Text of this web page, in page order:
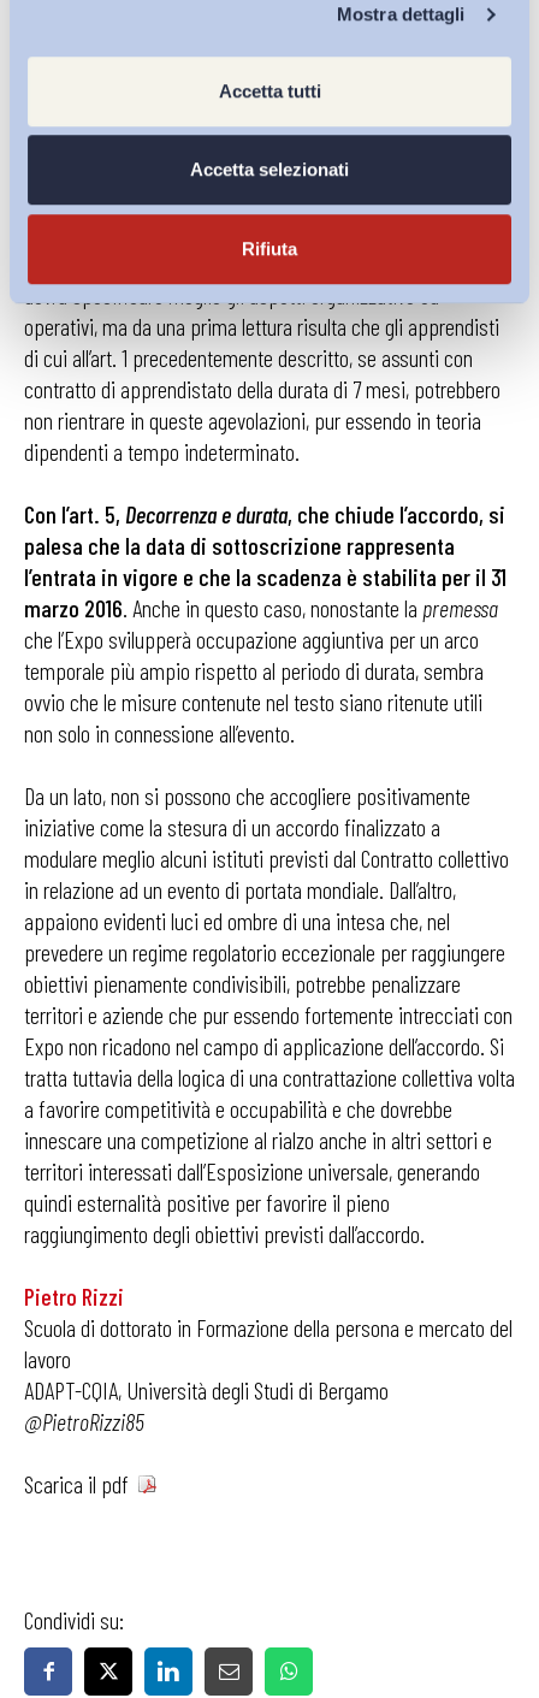
Mostra dettagli
Accetta tutti
Accetta selezionati
Rifiuta
sportello di orientamento, seppur previsto dal D.g.r. 18
del tasso di occupazione strutturale non limitato al periodo
dell’Esposizione universale. Da segnalare la previsione che,
per l’integrazione degli oneri sostenuti per la frequenza agli
asili, essi vengano erogati a lavoratori dipendenti assunti a
non inferiore a 12 mesi: di certo l’Ente Bilaterale Territoriale
dovrà specificare meglio gli aspetti organizzative ed
operativi, ma da una prima lettura risulta che gli apprendisti
di cui all’art. 1 precedentemente descritto, se assunti con
contratto di apprendistato della durata di 7 mesi, potrebbero
non rientrare in queste agevolazioni, pur essendo in teoria
dipendenti a tempo indeterminato.
Con l’art. 5, Decorrenza e durata, che chiude l’accordo, si
palesa che la data di sottoscrizione rappresenta
l’entrata in vigore e che la scadenza è stabilita per il 31
marzo 2016. Anche in questo caso, nonostante la premessa
che l’Expo svilupperà occupazione aggiuntiva per un arco
temporale più ampio rispetto al periodo di durata, sembra
ovvio che le misure contenute nel testo siano ritenute utili
non solo in connessione all’evento.
Da un lato, non si possono che accogliere positivamente
iniziative come la stesura di un accordo finalizzato a
modulare meglio alcuni istituti previsti dal Contratto collettivo
in relazione ad un evento di portata mondiale. Dall’altro,
appaiono evidenti luci ed ombre di una intesa che, nel
prevedere un regime regolatorio eccezionale per raggiungere
obiettivi pienamente condivisibili, potrebbe penalizzare
territori e aziende che pur essendo fortemente intrecciati con
Expo non ricadono nel campo di applicazione dell’accordo. Si
tratta tuttavia della logica di una contrattazione collettiva volta
a favorire competitività e occupabilità e che dovrebbe
innescare una competizione al rialzo anche in altri settori e
territori interessati dall’Esposizione universale, generando
quindi esternalità positive per favorire il pieno
raggiungimento degli obiettivi previsti dall’accordo.
Pietro Rizzi
Scuola di dottorato in Formazione della persona e mercato del
lavoro
ADAPT-CQIA, Università degli Studi di Bergamo
@PietroRizzi85
Scarica il pdf
Condividi su: